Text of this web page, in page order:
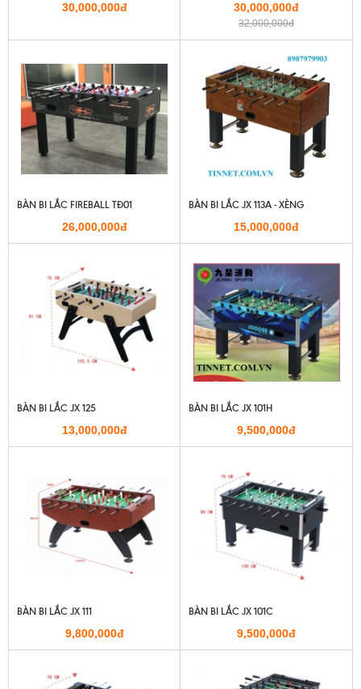
30,000,000đ 30,000,000đ
32,000,000đ
BÀN BI LẮC FIREBALL TĐ01
26,000,000đ
BÀN BI LẮC JX 113A - XÈNG
15,000,000đ
BÀN BI LẮC JX 125
13,000,000đ
BÀN BI LẮC JX 101H
9,500,000đ
BÀN BI LẮC JX 111
9,800,000đ
BÀN BI LẮC JX 101C
9,500,000đ